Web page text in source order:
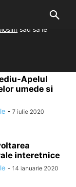
Apelul
umede si
- 7 iulie 2020
interetnice
- 14 ianuarie 2020
bună experiență pe
sau să le